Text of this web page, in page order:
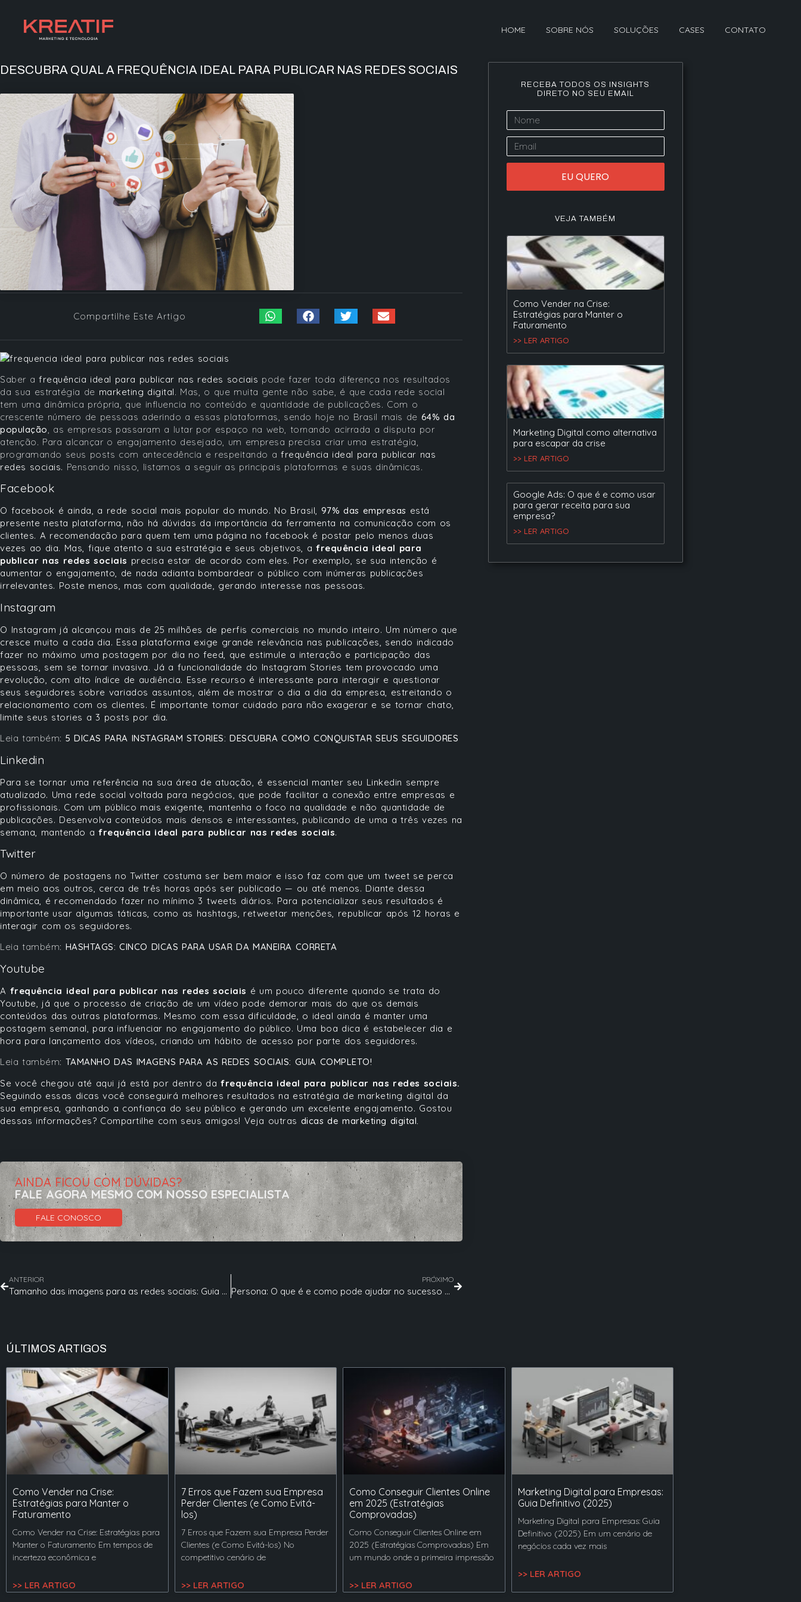
HOME SOBRE NÓS SOLUÇÕES CASES CONTATO
DESCUBRA QUAL A FREQUÊNCIA IDEAL PARA PUBLICAR NAS REDES SOCIAIS
Compartilhe Este Artigo
Saber a frequência ideal para publicar nas redes sociais pode fazer toda diferença nos resultados
da sua estratégia de marketing digital. Mas, o que muita gente não sabe, é que cada rede social
tem uma dinâmica própria, que influencia no conteúdo e quantidade de publicações. Com o
crescente número de pessoas aderindo a essas plataformas, sendo hoje no Brasil mais de 64% da
população, as empresas passaram a lutar por espaço na web, tornando acirrada a disputa por
atenção. Para alcançar o engajamento desejado, um empresa precisa criar uma estratégia,
programando seus posts com antecedência e respeitando a frequência ideal para publicar nas
redes sociais. Pensando nisso, listamos a seguir as principais plataformas e suas dinâmicas.
Facebook
O facebook é ainda, a rede social mais popular do mundo. No Brasil, 97% das empresas está
presente nesta plataforma, não há dúvidas da importância da ferramenta na comunicação com os
clientes. A recomendação para quem tem uma página no facebook é postar pelo menos duas
vezes ao dia. Mas, fique atento a sua estratégia e seus objetivos, a frequência ideal para
publicar nas redes sociais precisa estar de acordo com eles. Por exemplo, se sua intenção é
aumentar o engajamento, de nada adianta bombardear o público com inúmeras publicações
irrelevantes. Poste menos, mas com qualidade, gerando interesse nas pessoas.
Instagram
O Instagram já alcançou mais de 25 milhões de perfis comerciais no mundo inteiro. Um número que
cresce muito a cada dia. Essa plataforma exige grande relevância nas publicações, sendo indicado
fazer no máximo uma postagem por dia no feed, que estimule a interação e participação das
pessoas, sem se tornar invasiva. Já a funcionalidade do Instagram Stories tem provocado uma
revolução, com alto índice de audiência. Esse recurso é interessante para interagir e questionar
seus seguidores sobre variados assuntos, além de mostrar o dia a dia da empresa, estreitando o
relacionamento com os clientes. É importante tomar cuidado para não exagerar e se tornar chato,
limite seus stories a 3 posts por dia.
Leia também: 5 DICAS PARA INSTAGRAM STORIES: DESCUBRA COMO CONQUISTAR SEUS SEGUIDORES
Linkedin
Para se tornar uma referência na sua área de atuação, é essencial manter seu Linkedin sempre
atualizado. Uma rede social voltada para negócios, que pode facilitar a conexão entre empresas e
profissionais. Com um público mais exigente, mantenha o foco na qualidade e não quantidade de
publicações. Desenvolva conteúdos mais densos e interessantes, publicando de uma a três vezes na
semana, mantendo a frequência ideal para publicar nas redes sociais.
Twitter
O número de postagens no Twitter costuma ser bem maior e isso faz com que um tweet se perca
em meio aos outros, cerca de três horas após ser publicado — ou até menos. Diante dessa
dinâmica, é recomendado fazer no mínimo 3 tweets diários. Para potencializar seus resultados é
importante usar algumas táticas, como as hashtags, retweetar menções, republicar após 12 horas e
interagir com os seguidores.
Leia também: HASHTAGS: CINCO DICAS PARA USAR DA MANEIRA CORRETA
Youtube
A frequência ideal para publicar nas redes sociais é um pouco diferente quando se trata do
Youtube, já que o processo de criação de um vídeo pode demorar mais do que os demais
conteúdos das outras plataformas. Mesmo com essa dificuldade, o ideal ainda é manter uma
postagem semanal, para influenciar no engajamento do público. Uma boa dica é estabelecer dia e
hora para lançamento dos vídeos, criando um hábito de acesso por parte dos seguidores.
Leia também: TAMANHO DAS IMAGENS PARA AS REDES SOCIAIS: GUIA COMPLETO!
Se você chegou até aqui já está por dentro da frequência ideal para publicar nas redes sociais.
Seguindo essas dicas você conseguirá melhores resultados na estratégia de marketing digital da
sua empresa, ganhando a confiança do seu público e gerando um excelente engajamento. Gostou
dessas informações? Compartilhe com seus amigos! Veja outras dicas de marketing digital.
AINDA FICOU COM DÚVIDAS?
FALE AGORA MESMO COM NOSSO ESPECIALISTA
FALE CONOSCO
ANTERIOR
Tamanho das imagens para as redes sociais: Guia completo!
PRÓXIMO
Persona: O que é e como pode ajudar no sucesso do seu negócio?
RECEBA TODOS OS INSIGHTS
DIRETO NO SEU EMAIL
EU QUERO
VEJA TAMBÉM
Como Vender na Crise:
Estratégias para Manter o
Faturamento
>> LER ARTIGO
Marketing Digital como alternativa
para escapar da crise
>> LER ARTIGO
Google Ads: O que é e como usar
para gerar receita para sua
empresa?
>> LER ARTIGO
ÚLTIMOS ARTIGOS
Como Vender na Crise:
Estratégias para Manter o
Faturamento
Como Vender na Crise: Estratégias para
Manter o Faturamento Em tempos de
incerteza econômica e
>> LER ARTIGO
7 Erros que Fazem sua Empresa
Perder Clientes (e Como Evitá-
los)
7 Erros que Fazem sua Empresa Perder
Clientes (e Como Evitá-los) No
competitivo cenário de
>> LER ARTIGO
Como Conseguir Clientes Online
em 2025 (Estratégias
Comprovadas)
Como Conseguir Clientes Online em
2025 (Estratégias Comprovadas) Em
um mundo onde a primeira impressão
>> LER ARTIGO
Marketing Digital para Empresas:
Guia Definitivo (2025)
Marketing Digital para Empresas: Guia
Definitivo (2025) Em um cenário de
negócios cada vez mais
>> LER ARTIGO